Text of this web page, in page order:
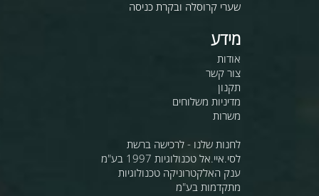
שערי קרוסלה ובקרת כניסה
מידע
אודות
צור קשר
תקנון
מדיניות משלוחים
משרות
לחנות שלנו - לרכישה ברשת
לסי.איי.אל טכנולוגיות 1997 בע"מ
ענק האלקטרוניקה טכנולוגיות
מתקדמות בע"מ